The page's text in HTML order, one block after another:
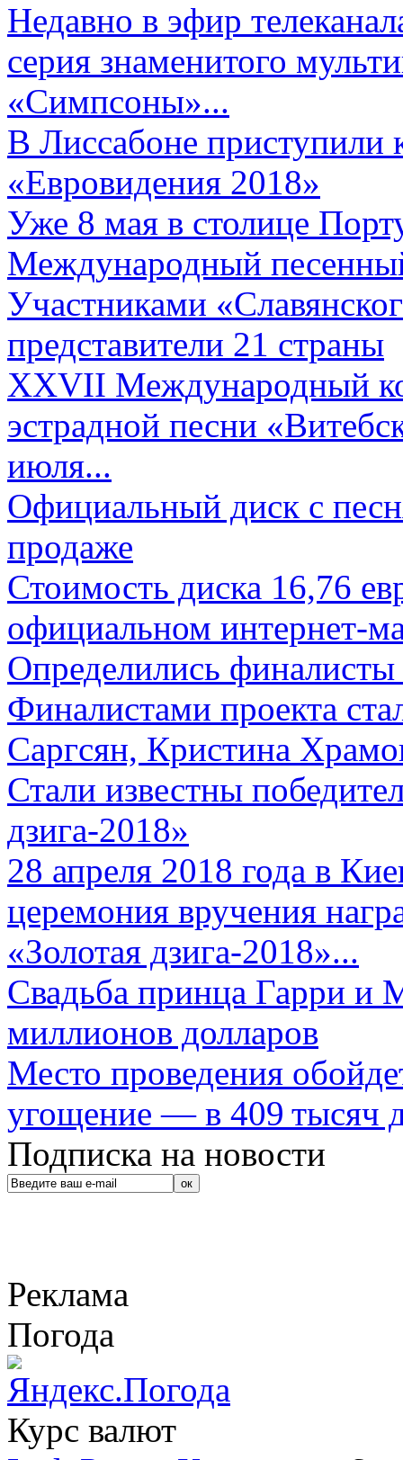
Недавно в эфир
серия знаменитого
«Симпсоны»...
В Лиссабоне приступили
«Евровидения 2018»
Уже 8 мая в столице
Международный
Участниками
представители 21 страны
XXVII Международный
эстрадной песни
июля...
Официальный диск с
продаже
Стоимость диска 16,76
официальном интернет-
Определились
Финалистами проекта
Саргсян, Кристина
Стали известны
дзига-2018»
28 апреля 2018 года в
церемония вручения
«Золотая дзига-2018»...
Свадьба принца Гарри и
миллионов долларов
Место проведения
угощение — в 409 тысяч
Подписка на новости
Реклама
Погода
Курс валют